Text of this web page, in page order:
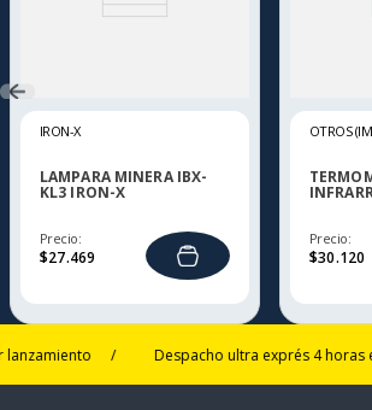
IRON-X
LAMPARA MINERA IBX-
KL3 IRON-X
Precio:
$27.469
OTROS
Precio:
$30.120
/ Despacho ultra exprés 4 horas en